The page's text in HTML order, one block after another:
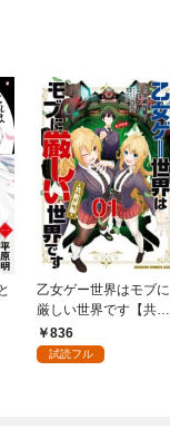
乙女ゲー世界はモブに
厳しい世界です【共和
国編】 ０１
836
試読フル